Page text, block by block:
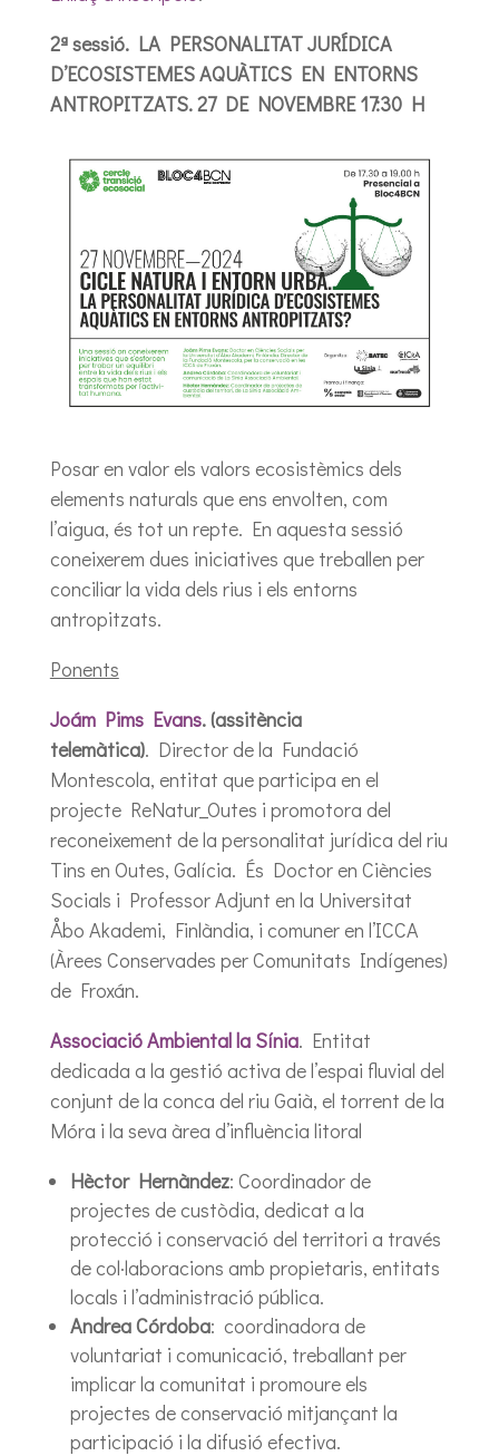
2ª sessió. LA PERSONALITAT JURÍDICA
D’ECOSISTEMES AQUÀTICS EN ENTORNS
ANTROPITZATS. 27 DE NOVEMBRE 17:30 H
Posar en valor els valors ecosistèmics dels
elements naturals que ens envolten, com
l’aigua, és tot un repte. En aquesta sessió
coneixerem dues iniciatives que treballen per
conciliar la vida dels rius i els entorns
antropitzats.
Ponents
Joám Pims Evans. (assitència
telemàtica). Director de la Fundació
Montescola, entitat que participa en el
projecte ReNatur_Outes i promotora del
reconeixement de la personalitat jurídica del riu
Tins en Outes, Galícia. És Doctor en Ciències
Socials i Professor Adjunt en la Universitat
Åbo Akademi, Finlàndia, i comuner en l’ICCA
(Àrees Conservades per Comunitats Indígenes)
de Froxán.
Associació Ambiental la Sínia. Entitat
dedicada a la gestió activa de l’espai fluvial del
conjunt de la conca del riu Gaià, el torrent de la
Móra i la seva àrea d’influència litoral
Hèctor Hernàndez: Coordinador de
projectes de custòdia, dedicat a la
protecció i conservació del territori a través
de col·laboracions amb propietaris, entitats
locals i l’administració pública.
Andrea Córdoba: coordinadora de
voluntariat i comunicació, treballant per
implicar la comunitat i promoure els
projectes de conservació mitjançant la
participació i la difusió efectiva.